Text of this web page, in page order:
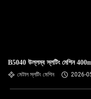
B5040 উল্লম্ব স্লটিং মেশিন
মেটাল স্লটিং মেশিন 2026-